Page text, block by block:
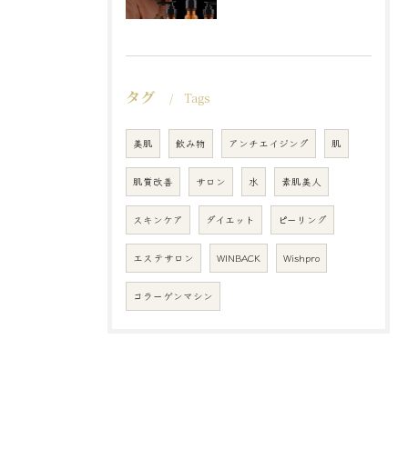
タグ Tags
美肌 飲み物 アンチエイジング 肌
肌質改善 サロン 水 素肌美人
スキンケア ダイエット ピーリング
エステサロン WINBACK Wishpro
コラーゲンマシン